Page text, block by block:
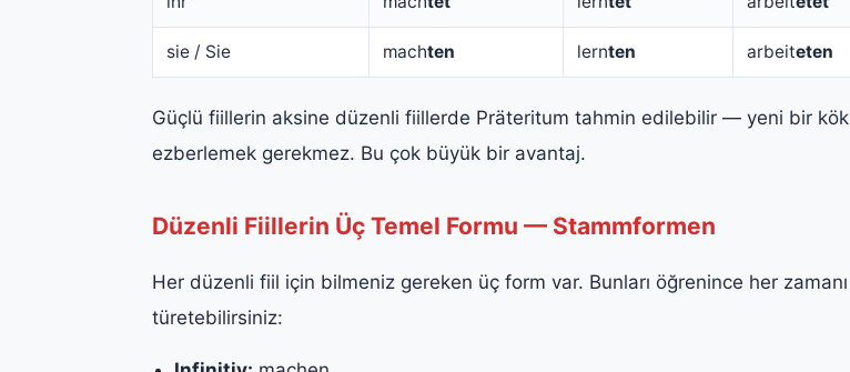
sie / Sie machten lernten arbeiteten
Güçlü fiillerin aksine düzenli fiillerde Präteritum tahmin edilebilir — yeni bir kök
ezberlemek gerekmez. Bu çok büyük bir avantaj.
Düzenli Fiillerin Üç Temel Formu — Stammformen
Her düzenli fiil için bilmeniz gereken üç form var. Bunları öğrenince her zamanı
türetebilirsiniz: